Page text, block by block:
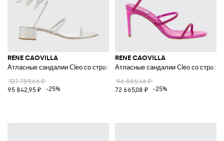
RENE CAOVILLA
Атласные сандалии Cleo со стразами
127 789,66 ₽
95 842,95 ₽
-25%
RENE CAOVILLA
Атласные сандалии Cleo со
96 886,46 ₽
72 665,08 ₽
-25%